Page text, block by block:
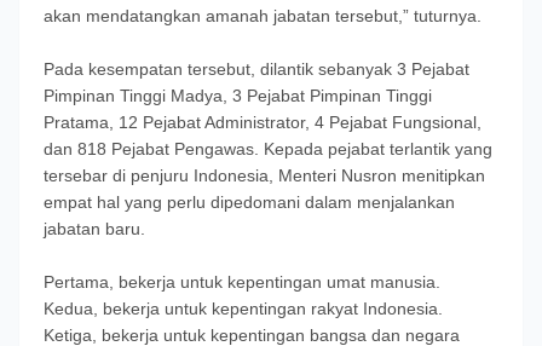
akan mendatangkan amanah jabatan tersebut,” tuturnya.
Pada kesempatan tersebut, dilantik sebanyak 3 Pejabat
Pimpinan Tinggi Madya, 3 Pejabat Pimpinan Tinggi
Pratama, 12 Pejabat Administrator, 4 Pejabat Fungsional,
dan 818 Pejabat Pengawas. Kepada pejabat terlantik yang
tersebar di penjuru Indonesia, Menteri Nusron menitipkan
empat hal yang perlu dipedomani dalam menjalankan
jabatan baru.
Pertama, bekerja untuk kepentingan umat manusia.
Kedua, bekerja untuk kepentingan rakyat Indonesia.
Ketiga, bekerja untuk kepentingan bangsa dan negara